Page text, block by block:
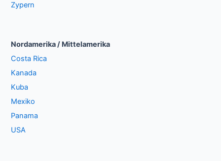
Zypern
Nordamerika / Mittelamerika
Costa Rica
Kanada
Kuba
Mexiko
Panama
USA